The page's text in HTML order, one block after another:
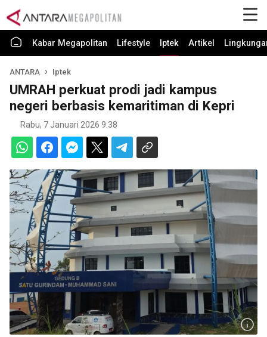
Kabar Megapolitan Lifestyle Iptek Artikel
ANTARA Iptek
UMRAH perkuat prodi jadi kampus
negeri berbasis kemaritiman di Kepri
Rabu, 7 Januari 2026 9:38